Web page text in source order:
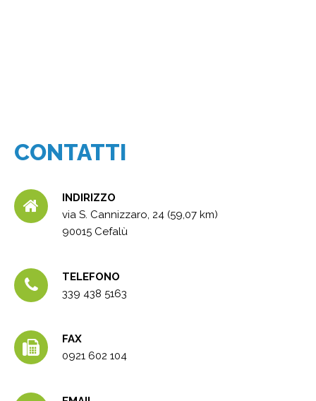
CONTATTI
INDIRIZZO
via S. Cannizzaro, 24 (59,07 km)
90015 Cefalù
TELEFONO
339 438 5163
FAX
0921 602 104